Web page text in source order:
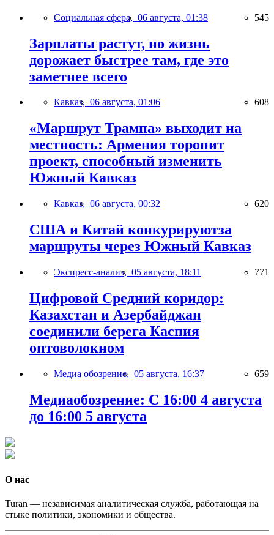
Социальная сфера, 06 августа, 01:38 545
Зарплаты растут, но жизнь
дорожает быстрее там, где это
заметнее всего
Кавказ, 06 августа, 01:06 608
«Маршрут Трампа» выходит на
местность: Армения торопит
проект, способный изменить
Южный Кавказ
Кавказ, 06 августа, 00:32 620
США и Китай конкурируютза
маршруты через Южный Кавказ
Экспресс-анализ, 05 августа, 18:11 771
Цифровой Средний коридор:
Казахстан и Азербайджан
соединили берега Каспия
оптоволокном
Медиа обозрение, 05 августа, 16:37 659
Медиаобозрение: С 16:00 4 августа
до 16:00 5 августа
О нас
Turan — независимая аналитическая служба, работающая на
стыке политики, экономики и общества.